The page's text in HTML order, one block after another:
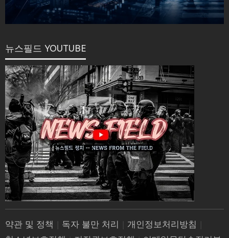
뉴스필드 YOUTUBE
약관 및 정책 독자 불만 처리 개인정보처리방침